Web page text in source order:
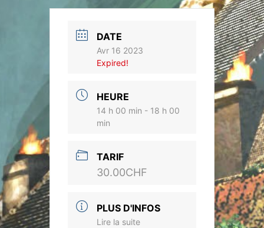
DATE
Avr 16 2023
Expired!
HEURE
14 h 00 min - 18 h 00
min
TARIF
30.00CHF
PLUS D'INFOS
Lire la suite